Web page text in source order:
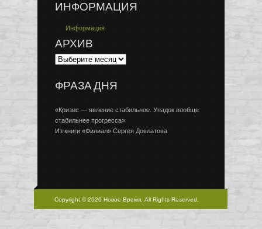
ИНФОРМАЦИЯ
Информация
АРХИВ
ФРАЗА ДНЯ
«Кризис — явление стабильное. Упадок вообще
стабильнее прогресса»
Из книги «Филиал» Сергея Довлатова
Copyright © 2026 Новое Время, All Rights Reserved.